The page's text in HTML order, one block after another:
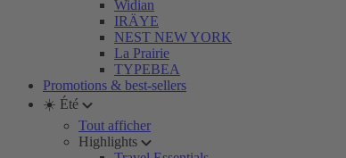
Widian
IRÄYE
NEST NEW YORK
La Prairie
TYPEBEA
Promotions & best-sellers
☀️ Été
Tout afficher
Highlights